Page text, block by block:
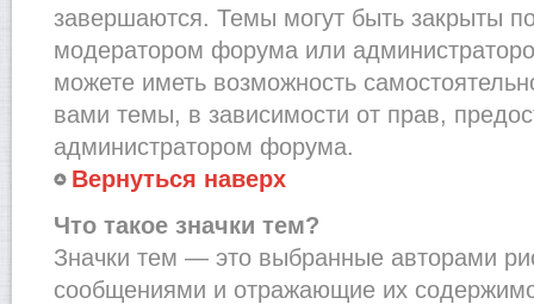
завершаются. Темы могут быть закрыты
модератором форума или
можете иметь возможность
вами темы, в зависимости от прав,
администратором форума.
Вернуться наверх
Что такое значки тем?
Значки тем — это выбранные авторами
сообщениями и отражающие их